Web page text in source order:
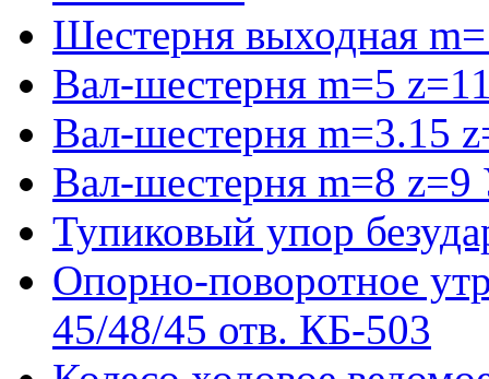
Шестерня выходная
Вал-шестерня m=5
Вал-шестерня m=3.15
Вал-шестерня m=8
Тупиковый упор
Опорно-поворотное
45/48/45 отв. КБ-503